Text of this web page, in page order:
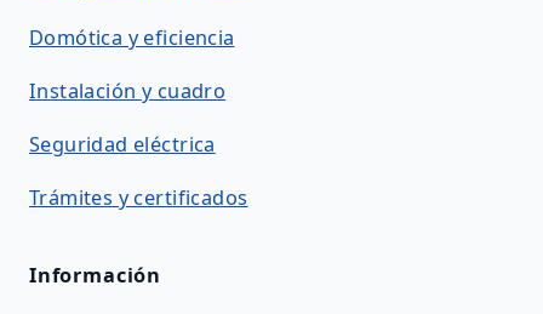
Domótica y eficiencia
Instalación y cuadro
Seguridad eléctrica
Trámites y certificados
Información